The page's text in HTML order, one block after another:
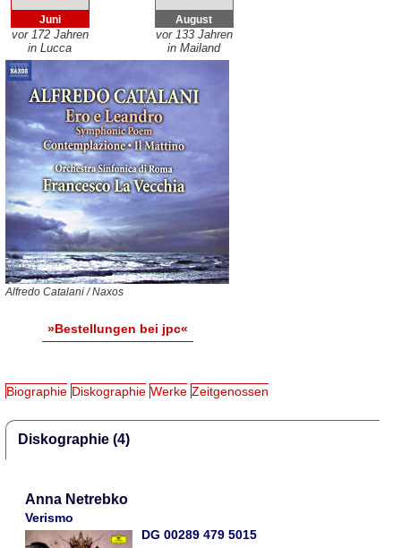
Juni
vor 172 Jahren
in Lucca
August
vor 133 Jahren
in Mailand
Alfredo Catalani / Naxos
»Bestellungen bei jpc«
Biographie Diskographie Werke Zeitgenossen
Diskographie (4)
Anna Netrebko
Verismo
DG 00289 479 5015